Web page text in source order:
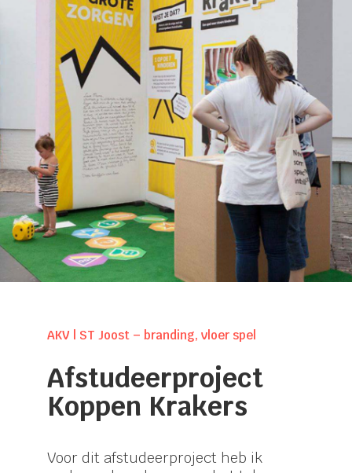
AKV | ST Joost – branding, vloer spel
Afstudeerproject
Koppen Krakers
Voor dit afstudeerproject heb ik